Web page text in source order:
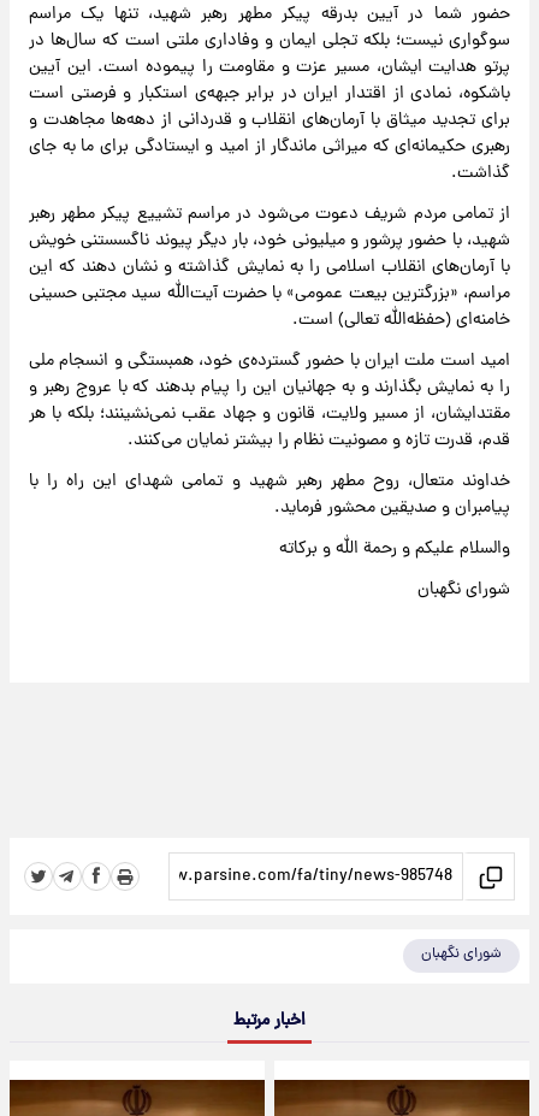
حضور شما در آیین بدرقه پیکر مطهر رهبر شهید، تنها یک مراسم
سوگواری نیست؛ بلکه تجلی ایمان و وفاداری ملتی است که سال‌ها در
پرتو هدایت ایشان، مسیر عزت و مقاومت را پیموده است. این آیین
باشکوه، نمادی از اقتدار ایران در برابر جبهه‌ی استکبار و فرصتی است
برای تجدید میثاق با آرمان‌های انقلاب و قدردانی از دهه‌ها مجاهدت و
رهبری حکیمانه‌ای که میراثی ماندگار از امید و ایستادگی برای ما به جای
گذاشت.
از تمامی مردم شریف دعوت می‌شود در مراسم تشییع پیکر مطهر رهبر
شهید، با حضور پرشور و میلیونی خود، بار دیگر پیوند ناگسستنی خویش
با آرمان‌های انقلاب اسلامی را به نمایش گذاشته و نشان دهند که این
مراسم، «بزرگترین بیعت عمومی» با حضرت آیت‌الله سید مجتبی حسینی
خامنه‌ای (حفظه‌الله تعالی) است.
امید است ملت ایران با حضور گسترده‌ی خود، همبستگی و انسجام ملی
را به نمایش بگذارند و به جهانیان این را پیام بدهند که با عروج رهبر و
مقتدایشان، از مسیر ولایت، قانون و جهاد عقب نمی‌نشینند؛ بلکه با هر
قدم، قدرت تازه و مصونیت نظام را بیشتر نمایان می‌کنند.
خداوند متعال، روح مطهر رهبر شهید و تمامی شهدای این راه را با
پیامبران و صدیقین محشور فرماید.
والسلام علیکم و رحمة الله و برکاته
شورای نگهبان
شورای نگهبان
اخبار مرتبط